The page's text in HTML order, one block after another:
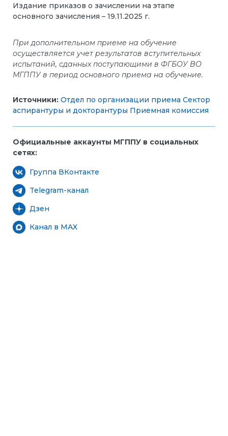
Издание приказов о зачислении на этапе
основного зачисления – 19.11.2025 г.
При дополнительном приеме на обучение
осуществляется учет результатов вступительных
испытаний, сданных поступающими в ФГБОУ ВО
МГППУ в период основного приема на обучение.
Источники: Отдел по организации приема Сектор
аспирантуры и докторантуры Приемная комиссия
Официальные аккаунты МГППУ в социальных
сетях:
Группа ВКонтакте
Telegram-канал
Дзен
Канал в MAX